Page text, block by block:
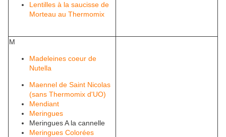
Lentilles à la saucisse de
Morteau au Thermomix
M
Madeleines coeur de
Nutella
Maennel de Saint Nicolas
(sans Thermomix d'UO)
Mendiant
Meringues
Meringues A la cannelle
Meringues Colorées